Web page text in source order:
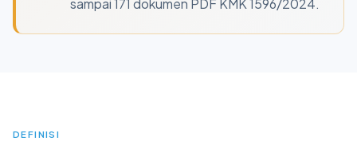
sampai 171 dokumen PDF KMK 1596/2024.
DEFINISI